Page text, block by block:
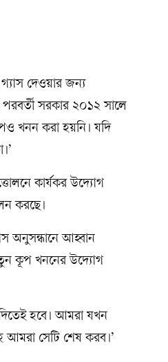
দেওয়ার জন্য
সরকার ২০১২ সালে
খনন করা হয়নি। যদি
কার্যকর উদ্যোগ
করছে।
অনুসন্ধানে আহ্বান
কূপ খননের উদ্যোগ
দিতেই হবে। আমরা যখন
আমরা সেটি শেষ করব।’